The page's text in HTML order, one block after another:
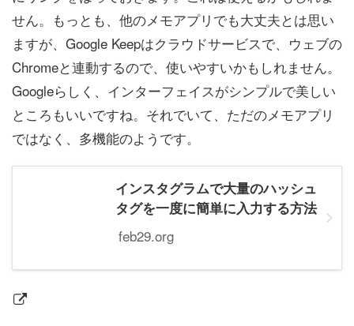
せん。もっとも、他のメモアプリでも大丈夫とは思い
ますが、Google Keepはクラウドサービスで、ウェブの
Chromeと連動するので、使いやすいかもしれません。
Googleらしく、インターフェイスがシンプルで美しい
ところもいいですね。それでいて、ただのメモアプリ
ではなく、多機能のようです。
インスタグラムで大量のハッシュ
タグを一度に簡単に入力する方法
feb29.org